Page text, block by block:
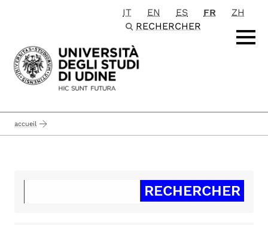
Passa al contenuto principale
IT EN ES FR
ZH
RECHERCHER
accueil